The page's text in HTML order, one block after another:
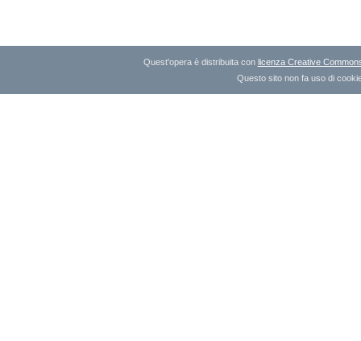
Quest'opera è distribuita con licenza Creative
Questo sito non fa uso di